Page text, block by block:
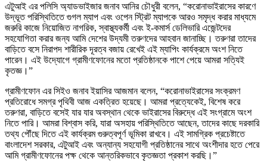
এটুআই এর পলিসি অ্যাডভাইজার জনাব আনির চৌধুরী বলেন, “করোনাভাইরাসের কারণে
উদ্ভূত পরিস্থিতিতে গুগল ম্যাপ এবং ওপেন স্ট্রিট ম্যাপকে আরও সমৃদ্ধ করার মাধ্যমে
জরুরি কাজে নিয়োজিত নাগরিক, স্বাস্থ্যকর্মী এবং ই-কমার্স ডেলিভারি এজেন্টদের
সহযোগিতা করার জন্য আমি দেশের উদ্যমী তরুণদের আহবান জানাচ্ছি। তরুণরা তাদের
বাড়িতে বসে নিরাপদ শারীরিক দূরত্ব বজায় রেখেই এই ম্যাপিং কার্যক্রমে অংশ নিতে
পারেন। এই উদ্যোগে গ্রামীণফোনের মতো প্রতিষ্ঠানকে পাশে পেয়ে আমরা সত্যিই
কৃতজ্ঞ।”
গ্রামীণফোন এর সিইও জনাব ইয়াসির আজমান বলেন, “করোনাভাইরাসের সংক্রমণ
প্রতিরোধে সমগ্র পৃথিবী আজ একত্রিত হয়েছে। আমরা প্রত্যেকেই, বিশেষ করে
তরুণরা, বাড়িতে বসেই যার যার অবস্থান থেকে ভাইরাসের বিরুদ্ধে এই সংগ্রামে অংশ
নিতে পারি। আমরা বিশ্বাস করি, যারা অসহায় পরিস্থিতিতে আছেন, তাদের কাছে দরকারি
তথ্য পৌঁছে দিতে এই কার্যক্রম গুরুত্বপূর্ণ ভূমিকা রাখবে। এই সামগ্রিক প্রচেষ্টাতে
বাংলাদেশ সরকার, এটুআই এবং অন্যান্য সহযোগী প্রতিষ্ঠানের সাথে অংশীদার হতে পেরে
আমি গ্রামীণফোনের পক্ষ থেকে আন্তরিকভাবে কৃতজ্ঞতা প্রকাশ করছি।”